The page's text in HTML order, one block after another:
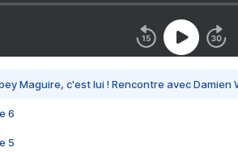
Maguire, c'est lui ! Rencontre avec Damien
6
5